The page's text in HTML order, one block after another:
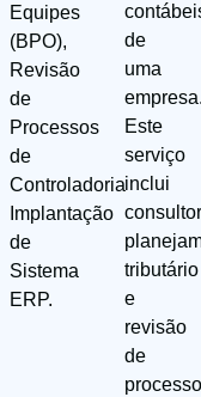
Equipes
(BPO),
Revisão
de
Processos
de
Controladoria
Implantação
de
Sistema
ERP.
de
uma
empresa.
Este
serviço
inclui
tributário
e
revisão
de